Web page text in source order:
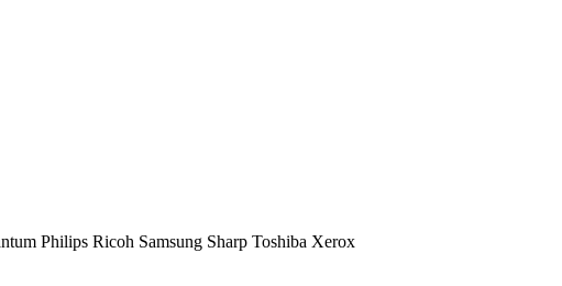
Philips Ricoh Samsung Sharp Toshiba Xerox